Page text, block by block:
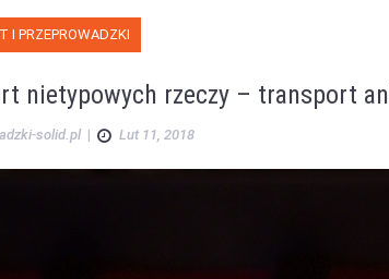
I PRZEPROWADZKI
nietypowych rzeczy – transport
solid.pl | Lut 11, 2018